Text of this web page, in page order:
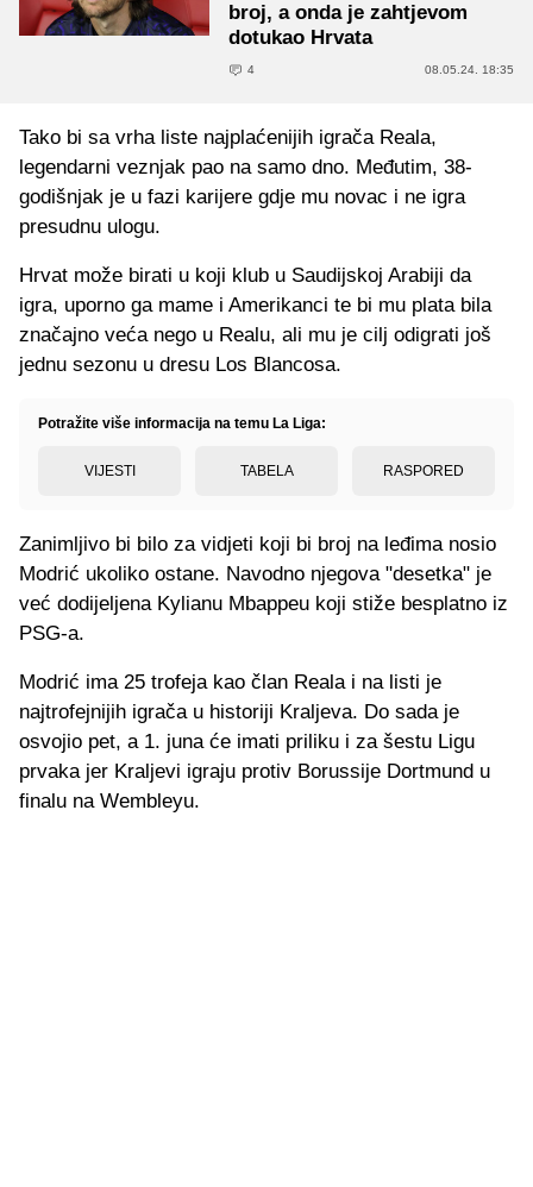
broj, a onda je zahtjevom
dotukao Hrvata
4 08.05.24. 18:35
Tako bi sa vrha liste najplaćenijih igrača Reala,
legendarni veznjak pao na samo dno. Međutim, 38-
godišnjak je u fazi karijere gdje mu novac i ne igra
presudnu ulogu.
Hrvat može birati u koji klub u Saudijskoj Arabiji da
igra, uporno ga mame i Amerikanci te bi mu plata bila
značajno veća nego u Realu, ali mu je cilj odigrati još
jednu sezonu u dresu Los Blancosa.
Potražite više informacija na temu La Liga:
VIJESTI TABELA RASPORED
Zanimljivo bi bilo za vidjeti koji bi broj na leđima nosio
Modrić ukoliko ostane. Navodno njegova "desetka" je
već dodijeljena Kylianu Mbappeu koji stiže besplatno iz
PSG-a.
Modrić ima 25 trofeja kao član Reala i na listi je
najtrofejnijih igrača u historiji Kraljeva. Do sada je
osvojio pet, a 1. juna će imati priliku i za šestu Ligu
prvaka jer Kraljevi igraju protiv Borussije Dortmund u
finalu na Wembleyu.